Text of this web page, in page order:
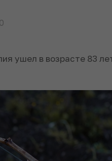
ушел в возрасте 83